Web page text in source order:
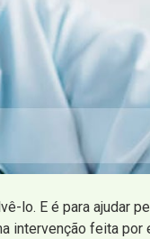
lo. E é para ajudar
intervenção feita